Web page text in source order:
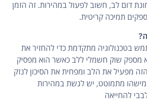
דום לב, חשוב לפעול במהירות. זה הזמן
תמיכה קריטית.
בטכנולוגיה מתקדמת כדי להחזיר את
מספק שוק חשמלי ללב כאשר הוא מפסיק
מפעיל את הלב ומפחית את הסיכון לנזק
מישהו מתמוטט, יש לגשת במהירות
להחייאה